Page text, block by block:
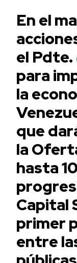
En el
el Pdte.
para
la
que
la
hasta
Capital
primer
entre